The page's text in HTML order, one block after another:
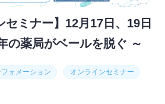
セミナー】12月17日、19日
の薬局がベールを脱ぐ ～
フォメーション オンラインセミナー